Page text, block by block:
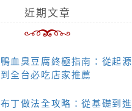
近期文章
鴨血臭豆腐終極指南：從起源
到全台必吃店家推薦
布丁做法全攻略：從基礎到進